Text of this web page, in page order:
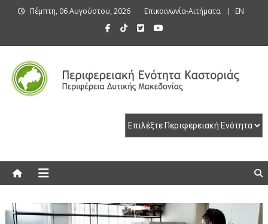
Πέμπτη, 06 Αυγούστου, 2026 Επικοινωνία-Αιτήματα EN